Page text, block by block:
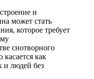
и
может стать
которое требует
снотворного
касается как
и людей без